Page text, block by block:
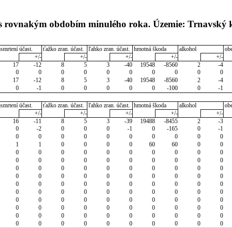
rovnakým obdobím minulého roka. Územie: Trnavský
účast. ťažko zran. účast. ľahko zran. účast. hmotná škoda alkohol
+/- +/- +/- +/- +/-
17 -12 8 5 3 -40 19548 -8560 2 -4
0 0 0 0 0 0 0 0 0 0
17 -12 8 5 3 -40 19548 -8560 2 -4
0 -1 0 0 0 0 0 -100 0 -1
účast. ťažko zran. účast. ľahko zran. účast. hmotná škoda alkohol
+/- +/- +/- +/- +/-
16 -11 8 5 3 -39 19488 -8455 2 -3
0 -2 0 0 0 -1 0 -165 0 -1
0 0 0 0 0 0 0 0 0 0
1 1 0 0 0 0 60 60 0 0
0 0 0 0 0 0 0 0 0 0
0 0 0 0 0 0 0 0 0 0
0 0 0 0 0 0 0 0 0 0
0 0 0 0 0 0 0 0 0 0
0 0 0 0 0 0 0 0 0 0
0 0 0 0 0 0 0 0 0 0
0 0 0 0 0 0 0 0 0 0
0 0 0 0 0 0 0 0 0 0
0 0 0 0 0 0 0 0 0 0
0 0 0 0 0 0 0 0 0 0